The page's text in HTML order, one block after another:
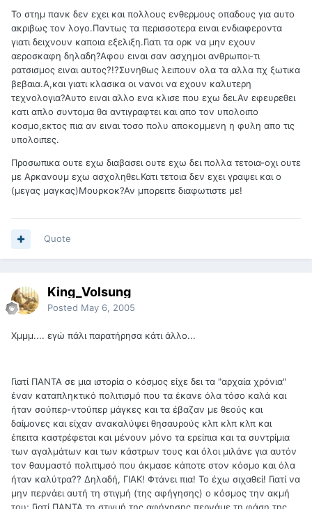
Το στημ πανκ δεν εχει και πολλους ενθερμους οπαδους για αυτο
ακριβως τον λογο.Παντως τα περισσοτερα ειναι ενδιαφεροντα
γιατι δειχνουν καποια εξελιξη.Γιατι τα ορκ να μην εχουν
αεροσκαφη δηλαδη?Αφου ειναι σαν ασχημοι ανθρωποι-τι
ρατσισμος ειναι αυτος?!?Συνηθως λειπουν ολα τα αλλα πχ ξωτικα
βεβαια.Α,και γιατι κλασικα οι νανοι να εχουν καλυτερη
τεχνολογια?Αυτο ειναι αλλο ενα κλισε που εχω δει.Αν εφευρεθει
κατι απλο συντομα θα αντιγραφτει και απο τον υπολοιπο
κοσμο,εκτος πια αν ειναι τοσο πολυ αποκομμενη η φυλη απο τις
υπολοιπες.
Προσωπικα ουτε εχω διαβασει ουτε εχω δει πολλα τετοια-οχι ουτε
με Αρκανουμ εχω ασχοληθει.Κατι τετοια δεν εχει γραψει και ο
(μεγας μαγκας)Μουρκοκ?Αν μπορειτε διαφωτιστε με!
Quote
King_Volsung
Posted May 6, 2005
Χμμμ.... εγώ πάλι παρατήρησα κάτι άλλο...
Γιατί ΠΑΝΤΑ σε μια ιστορία ο κόσμος είχε δει τα "αρχαία χρόνια"
έναν καταπληκτικό πολιτισμό που τα έκανε όλα τόσο καλά και
ήταν σούπερ-ντούπερ μάγκες και τα έβαζαν με θεούς και
δαίμονες και είχαν ανακαλύψει θησαυρούς κλπ κλπ κλπ και
έπειτα καστρέφεται και μένουν μόνο τα ερείπια και τα συντρίμια
των αγαλμάτων και των κάστρων τους και όλοι μιλάνε για αυτόν
τον θαυμαστό πολιτιμσό που άκμασε κάποτε στον κόσμο και όλα
ήταν καλύτρα?? Δηλαδή, ΓΙΑΚ! Φτάνει πια! Το έχω σιχαθεί! Γιατί να
μην περνάει αυτή τη στιγμή (της αφήγησης) ο κόσμος την ακμή